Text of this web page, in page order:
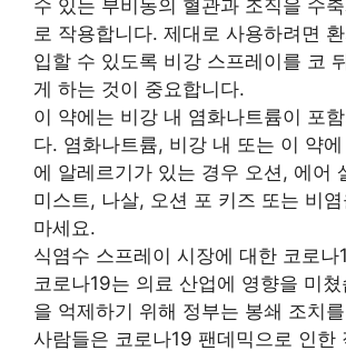
수 있는 부비동의 혈관과 조직을 수
로 작용합니다. 제대로 사용하려면
입할 수 있도록 비강 스프레이를 코
게 하는 것이 중요합니다.
이 약에는 비강 내 염화나트륨이 포
다. 염화나트륨, 비강 내 또는 이 약
에 알레르기가 있는 경우 오션, 에어
미스트, 나살, 오션 포 키즈 또는 비
마세요.
식염수 스프레이 시장에 대한 코로나
코로나19는 의료 산업에 영향을 미
을 억제하기 위해 정부는 봉쇄 조치
사람들은 코로나19 팬데믹으로 인한